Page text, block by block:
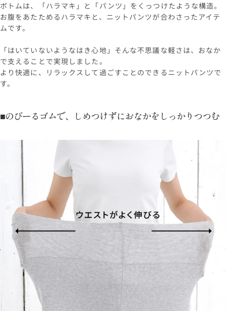
ボトムは、「ハラマキ」と「パンツ」をくっつけたような構造。
お腹をあたためるハラマキと、ニットパンツが合わさったアイテ
ムです。
「はいていないようなはき心地」そんな不思議な軽さは、おなか
で支えることで実現しました。
より快適に、リラックスして過ごすことのできるニットパンツで
す。
■のびーるゴムで、しめつけずにおなかをしっかりつつむ